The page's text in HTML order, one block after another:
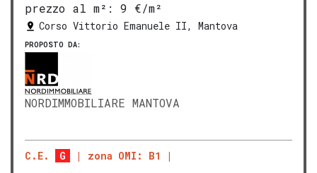
prezzo al m²:
9 €/m²
Corso Vittorio Emanuele II, Mantova
PROPOSTO DA:
NORDIMMOBILIARE MANTOVA
C.E. G zona OMI: B1